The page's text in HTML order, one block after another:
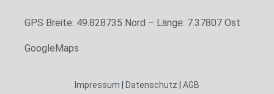
GPS Breite: 49.828735 Nord – Länge: 7.37807 Ost
GoogleMaps
Impressum Datenschutz AGB